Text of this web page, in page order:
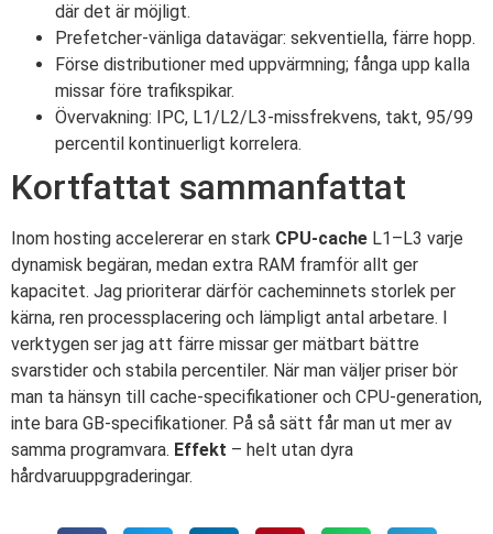
där det är möjligt.
Prefetcher-vänliga datavägar: sekventiella, färre hopp.
Förse distributioner med uppvärmning; fånga upp kalla
missar före trafikspikar.
Övervakning: IPC, L1/L2/L3-missfrekvens, takt, 95/99
percentil kontinuerligt korrelera.
Kortfattat sammanfattat
Inom hosting accelererar en stark CPU-cache L1–L3 varje
dynamisk begäran, medan extra RAM framför allt ger
kapacitet. Jag prioriterar därför cacheminnets storlek per
kärna, ren processplacering och lämpligt antal arbetare. I
verktygen ser jag att färre missar ger mätbart bättre
svarstider och stabila percentiler. När man väljer priser bör
man ta hänsyn till cache-specifikationer och CPU-generation,
inte bara GB-specifikationer. På så sätt får man ut mer av
samma programvara. Effekt – helt utan dyra
hårdvaruuppgraderingar.